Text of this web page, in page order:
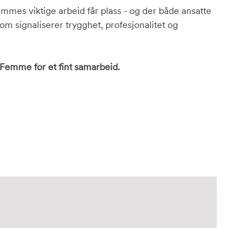
viktige arbeid får plass - og der både ansatte
signaliserer trygghet, profesjonalitet og
for et fint samarbeid.